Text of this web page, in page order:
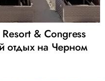
& Congress
отдых на Черном